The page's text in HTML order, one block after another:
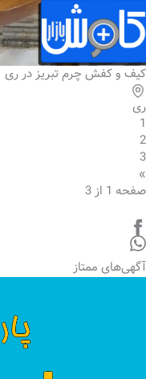
کیف و کفش چرم تبریز در ری
ری
1
2
3
»
صفحه 1 از 3
آگهی‌های ممتاز